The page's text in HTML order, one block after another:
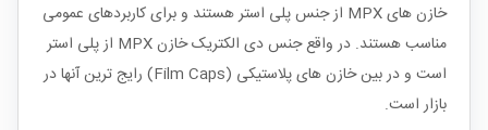
خازن های MPX از جنس پلی استر هستند و برای کاربردهای عمومی
مناسب هستند. در واقع جنس دی الکتریک خازن MPX از پلی استر
است و در بین خازن های پلاستیکی (Film Caps) رایج ترین آنها در
بازار است.